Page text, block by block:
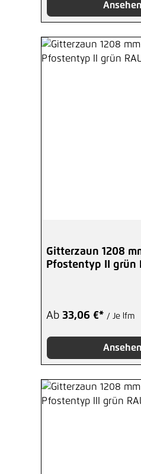
Ansehen
Gitterzaun 1208
Pfostentyp II grün
Ab 33,06 €* / Je lfm
Ansehen